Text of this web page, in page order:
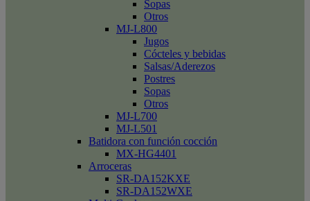
Sopas
Otros
MJ-L800
Jugos
Cócteles y bebidas
Salsas/Aderezos
Postres
Sopas
Otros
MJ-L700
MJ-L501
Batidora con función cocción
MX-HG4401
Arroceras
SR-DA152KXE
SR-DA152WXE